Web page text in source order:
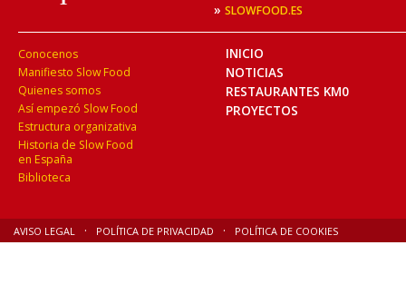
» SLOWFOOD.ES
Conocenos
Manifiesto Slow Food
Quienes somos
Así empezó Slow Food
Estructura organizativa
Historia de Slow Food
en España
Biblioteca
INICIO
NOTICIAS
RESTAURANTES KM0
PROYECTOS
AVISO LEGAL POLÍTICA DE PRIVACIDAD POLÍTICA DE COOKIES